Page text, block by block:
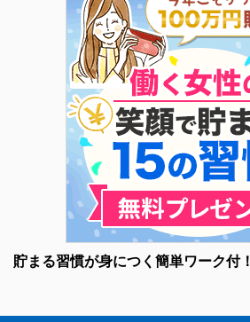
貯まる習慣が身につく簡単ワーク付！